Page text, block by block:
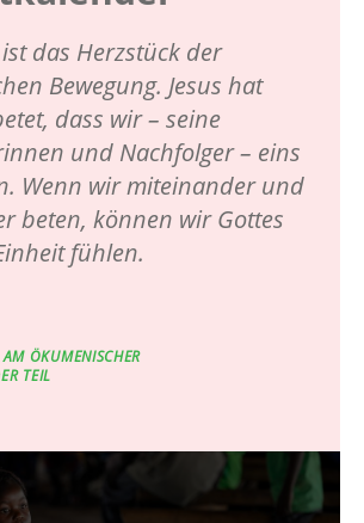
das Herzstück der
Bewegung. Jesus hat
dass wir – seine
und Nachfolger – eins
Wenn wir miteinander und
beten, können wir Gottes
fühlen.
ÖKUMENISCHER
TEIL